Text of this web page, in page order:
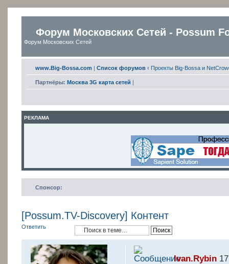
Форум Московских Сетей - Possum
Форум Московских Сетей
www.Big-Bossa.com | Список форумов ‹ Проекты Big-Bossa и
Партнёры: Москва 3G карта сетей |
РЕКЛАМА
Спонсор:
[Possum.TV-Discovery] Контент
Ответить
Ivan.Rybin